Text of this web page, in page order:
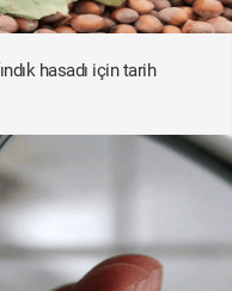
hasadı için tarih